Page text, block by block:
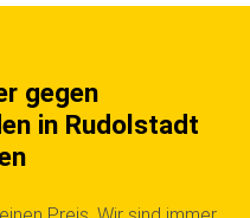
gegen
in Rudolstadt